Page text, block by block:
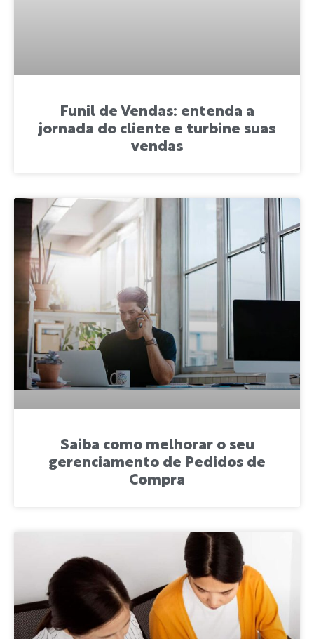
Funil de Vendas: entenda a
jornada do cliente e turbine suas
vendas
Saiba como melhorar o seu
gerenciamento de Pedidos de
Compra